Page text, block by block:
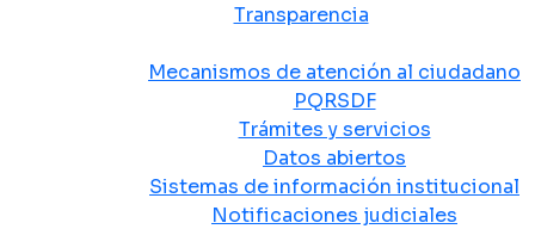
Transparencia
Mecanismos de atención al ciudadano
PQRSDF
Trámites y servicios
Datos abiertos
Sistemas de información institucional
Notificaciones judiciales